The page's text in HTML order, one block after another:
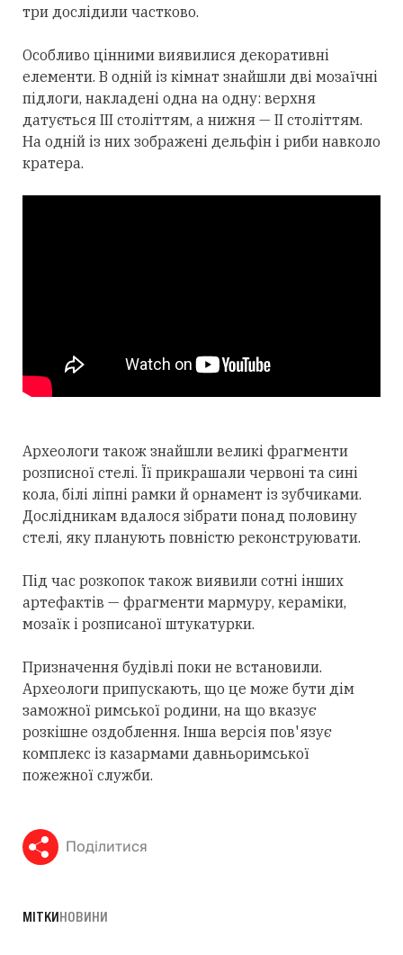
три дослідили частково.
Особливо цінними виявилися декоративні
елементи. В одній із кімнат знайшли дві мозаїчні
підлоги, накладені одна на одну: верхня
датується III століттям, а нижня — II століттям.
На одній із них зображені дельфін і риби навколо
кратера.
Археологи також знайшли великі фрагменти
розписної стелі. Її прикрашали червоні та сині
кола, білі ліпні рамки й орнамент із зубчиками.
Дослідникам вдалося зібрати понад половину
стелі, яку планують повністю реконструювати.
Під час розкопок також виявили сотні інших
артефактів — фрагменти мармуру, кераміки,
мозаїк і розписаної штукатурки.
Призначення будівлі поки не встановили.
Археологи припускають, що це може бути дім
заможної римської родини, на що вказує
розкішне оздоблення. Інша версія пов'язує
комплекс із казармами давньоримської
пожежної служби.
Поділитися
МІТКИНОВИНИ